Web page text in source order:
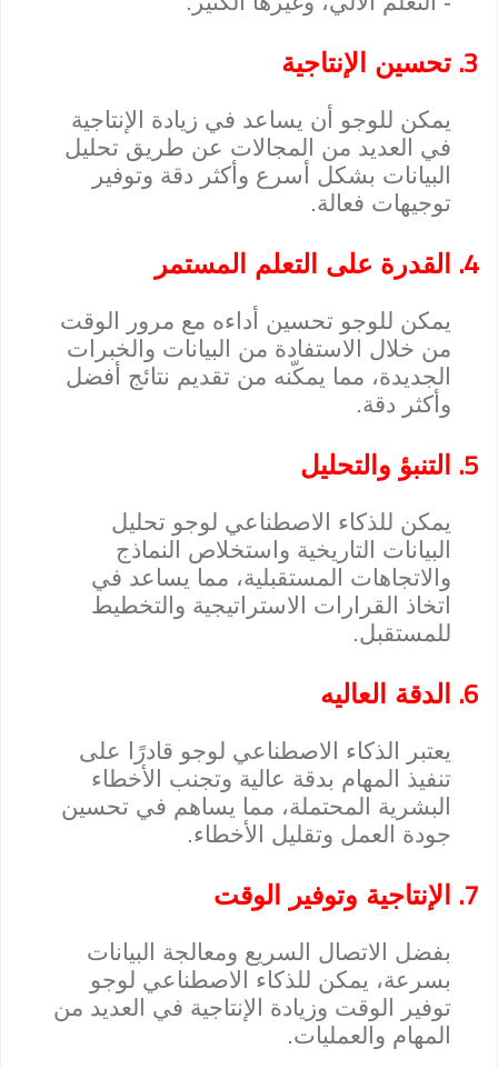
3. تحسين الإنتاجية
يمكن للوجو أن يساعد في زيادة الإنتاجية
في العديد من المجالات عن طريق تحليل
البيانات بشكل أسرع وأكثر دقة وتوفير
توجيهات فعالة.
4. القدرة على التعلم المستمر
يمكن للوجو تحسين أداءه مع مرور الوقت
من خلال الاستفادة من البيانات والخبرات
الجديدة، مما يمكّنه من تقديم نتائج أفضل
وأكثر دقة.
5. التنبؤ والتحليل
يمكن للذكاء الاصطناعي لوجو تحليل
البيانات التاريخية واستخلاص النماذج
والاتجاهات المستقبلية، مما يساعد في
اتخاذ القرارات الاستراتيجية والتخطيط
للمستقبل.
6. الدقة العاليه
يعتبر الذكاء الاصطناعي لوجو قادرًا على
تنفيذ المهام بدقة عالية وتجنب الأخطاء
البشرية المحتملة، مما يساهم في تحسين
جودة العمل وتقليل الأخطاء.
7. الإنتاجية وتوفير الوقت
بفضل الاتصال السريع ومعالجة البيانات
بسرعة، يمكن للذكاء الاصطناعي لوجو
توفير الوقت وزيادة الإنتاجية في العديد من
المهام والعمليات.